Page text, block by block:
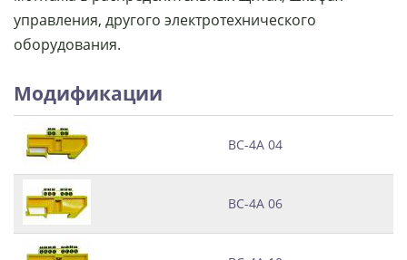
управления, другого электротехнического
оборудования.
Модификации
ВС-4А 04
ВС-4А 06